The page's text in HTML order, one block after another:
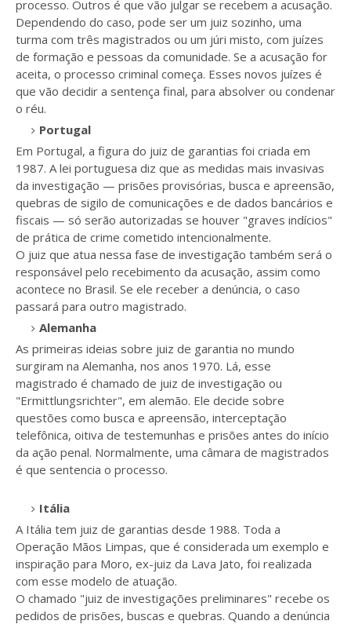
processo. Outros é que vão julgar se recebem a acusação.
Dependendo do caso, pode ser um juiz sozinho, uma
turma com três magistrados ou um júri misto, com juízes
de formação e pessoas da comunidade. Se a acusação for
aceita, o processo criminal começa. Esses novos juízes é
que vão decidir a sentença final, para absolver ou condenar
o réu.
Portugal
Em Portugal, a figura do juiz de garantias foi criada em
1987. A lei portuguesa diz que as medidas mais invasivas
da investigação — prisões provisórias, busca e apreensão,
quebras de sigilo de comunicações e de dados bancários e
fiscais — só serão autorizadas se houver "graves indícios"
de prática de crime cometido intencionalmente.
O juiz que atua nessa fase de investigação também será o
responsável pelo recebimento da acusação, assim como
acontece no Brasil. Se ele receber a denúncia, o caso
passará para outro magistrado.
Alemanha
As primeiras ideias sobre juiz de garantia no mundo
surgiram na Alemanha, nos anos 1970. Lá, esse
magistrado é chamado de juiz de investigação ou
"Ermittlungsrichter", em alemão. Ele decide sobre
questões como busca e apreensão, interceptação
telefônica, oitiva de testemunhas e prisões antes do início
da ação penal. Normalmente, uma câmara de magistrados
é que sentencia o processo.
Itália
A Itália tem juiz de garantias desde 1988. Toda a
Operação Mãos Limpas, que é considerada um exemplo e
inspiração para Moro, ex-juiz da Lava Jato, foi realizada
com esse modelo de atuação.
O chamado "juiz de investigações preliminares" recebe os
pedidos de prisões, buscas e quebras. Quando a denúncia